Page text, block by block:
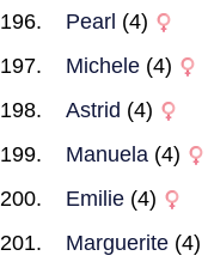
Pearl (4)
Michele (4)
Astrid (4)
Manuela (4)
Emilie (4)
Marguerite (4)